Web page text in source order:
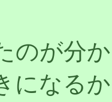
のが分
になる